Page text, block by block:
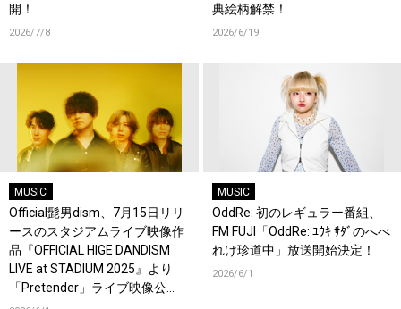
開！
2026/7/8
典絵柄解禁！
2026/6/19
MUSIC
Official髭男dism、7月15日リリ
ースのスタジアムライブ映像作
品『OFFICIAL HIGE DANDISM
LIVE at STADIUM 2025』より
「Pretender」ライブ映像公
開！
MUSIC
OddRe: 初のレギュラー番組、
FM FUJI「OddRe: ﾕｳｷ ｻﾀﾞのへべ
れけ珍道中」放送開始決定！
2026/6/1